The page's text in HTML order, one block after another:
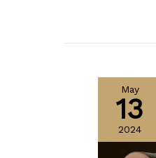
May
13
2024